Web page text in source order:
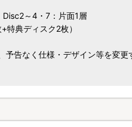
～4・7：片面1層
典ディスク2枚）
予告なく仕様・デザイン等を変